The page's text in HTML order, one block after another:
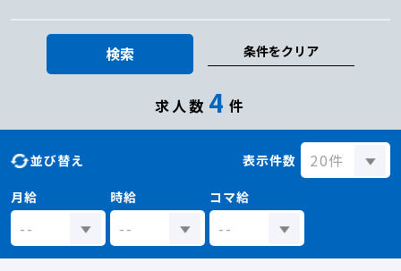
検索 条件をクリア
求人数 4 件
並び替え 表示件数
月給 時給 コマ給